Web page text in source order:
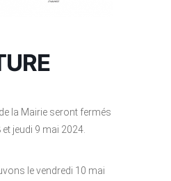
la Mairie seront fermés
jeudi 9 mai 2024.
le vendredi 10 mai